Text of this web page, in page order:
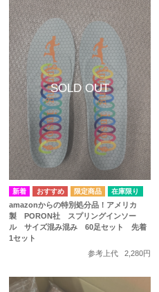
在庫限り
amazonからの特別処分品！アメリカ
製 PORON社 スプリングインソー
ル サイズ混み混み 60足セット 先着
1セット
参考上代
2,280円